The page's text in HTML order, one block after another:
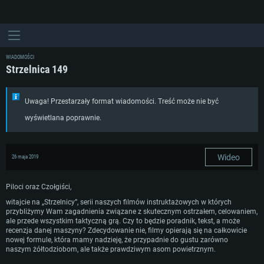
WYMAGANIA SYSTEMOWE
WIADOMOŚCI
Strzelnica 149
Uwaga! Przestarzały format wiadomości. Treść może nie być
wyświetlana poprawnie.
26 maja 2019 Wideo
Piloci oraz Czołgiści,
witajcie na „Strzelnicy”, serii naszych filmów instruktażowych w których
przybliżymy Wam zagadnienia związane z skutecznym ostrzałem, celowaniem,
ale przede wszystkim taktyczną grą. Czy to będzie poradnik, tekst, a może
recenzja danej maszyny? Zdecydowanie nie, filmy opierają się na całkowicie
nowej formule, która mamy nadzieję, że przypadnie do gustu zarówno
naszym żółtodziobom, ale także prawdziwym asom powietrznym.